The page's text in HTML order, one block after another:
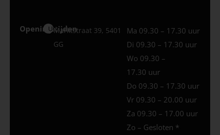
Openingstijden
Uden
Marktstraat 39, 5401
GG
Ma 09.30 – 17.30 uur
Di 09.30 – 17.30 uur
Wo 09.30 –
17.30 uur
Do 09.30 – 17.30 uur
Vr 09.30 – 20.00 uur
Za 09.30 – 17.00 uur
Zo – Gesloten *